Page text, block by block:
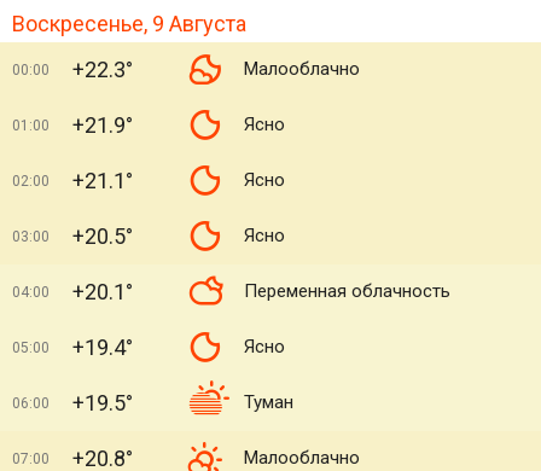
Воскресенье, 9 Августа
00:00 +22.3° Малооблачно
01:00 +21.9° Ясно
02:00 +21.1° Ясно
03:00 +20.5° Ясно
04:00 +20.1° Переменная облачность
05:00 +19.4° Ясно
06:00 +19.5° Туман
07:00 +20.8° Малооблачно